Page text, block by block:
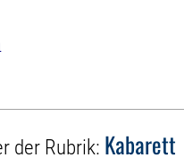
der Rubrik: Kabarett